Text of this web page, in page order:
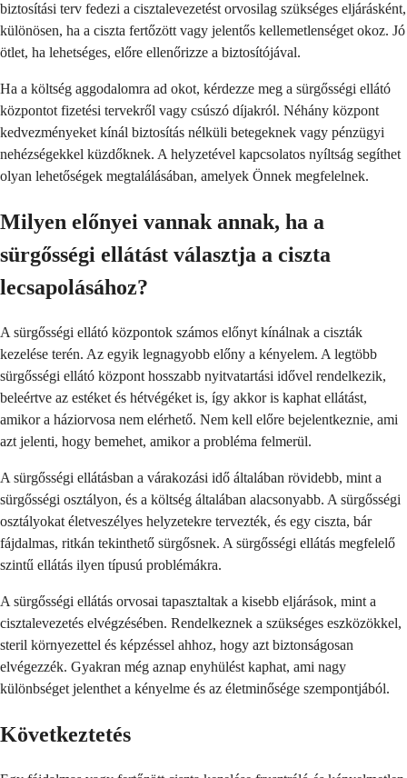
biztosítási terv fedezi a cisztalevezetést orvosilag szükséges eljárásként,
különösen, ha a ciszta fertőzött vagy jelentős kellemetlenséget okoz. Jó
ötlet, ha lehetséges, előre ellenőrizze a biztosítójával.
Ha a költség aggodalomra ad okot, kérdezze meg a sürgősségi ellátó
központot fizetési tervekről vagy csúszó díjakról. Néhány központ
kedvezményeket kínál biztosítás nélküli betegeknek vagy pénzügyi
nehézségekkel küzdőknek. A helyzetével kapcsolatos nyíltság segíthet
olyan lehetőségek megtalálásában, amelyek Önnek megfelelnek.
Milyen előnyei vannak annak, ha a
sürgősségi ellátást választja a ciszta
lecsapolásához?
A sürgősségi ellátó központok számos előnyt kínálnak a ciszták
kezelése terén. Az egyik legnagyobb előny a kényelem. A legtöbb
sürgősségi ellátó központ hosszabb nyitvatartási idővel rendelkezik,
beleértve az estéket és hétvégéket is, így akkor is kaphat ellátást,
amikor a háziorvosa nem elérhető. Nem kell előre bejelentkeznie, ami
azt jelenti, hogy bemehet, amikor a probléma felmerül.
A sürgősségi ellátásban a várakozási idő általában rövidebb, mint a
sürgősségi osztályon, és a költség általában alacsonyabb. A sürgősségi
osztályokat életveszélyes helyzetekre tervezték, és egy ciszta, bár
fájdalmas, ritkán tekinthető sürgősnek. A sürgősségi ellátás megfelelő
szintű ellátás ilyen típusú problémákra.
A sürgősségi ellátás orvosai tapasztaltak a kisebb eljárások, mint a
cisztalevezetés elvégzésében. Rendelkeznek a szükséges eszközökkel,
steril környezettel és képzéssel ahhoz, hogy azt biztonságosan
elvégezzék. Gyakran még aznap enyhülést kaphat, ami nagy
különbséget jelenthet a kényelme és az életminősége szempontjából.
Következtetés